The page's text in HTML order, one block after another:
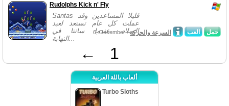
Rudolphs Kick n' Fly
Santas قليلا المساعدين وقد
عملت كل عام تستعد لعيد
الميلاد. عندما سانتا في
النهاية...
حمل العب 6, December /السرعة والحركة
← 1
ألعاب باللة العربية
Turbo Sloths